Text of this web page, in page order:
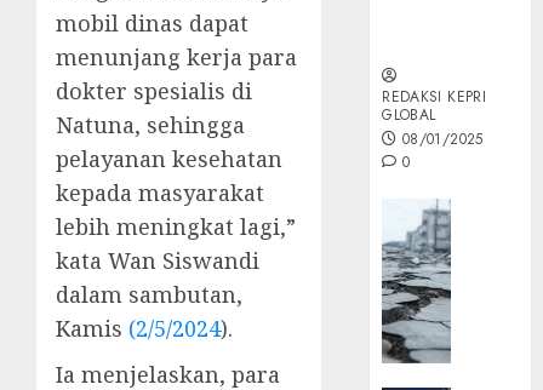
mobil dinas dapat
menunjang kerja para
dokter spesialis di
Natuna, sehingga
pelayanan kesehatan
kepada masyarakat
lebih meningkat lagi,”
kata Wan Siswandi
dalam sambutan,
Kamis (2/5/2024).
Ia menjelaskan, para
REDAKSI KEPRI
GLOBAL
08/01/2025
0